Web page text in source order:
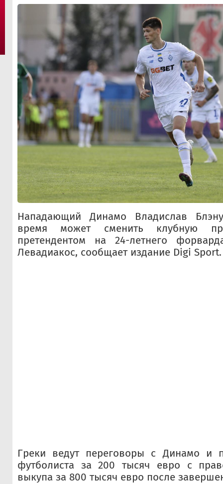
Нападающий Динамо Владислав
время может сменить клубную
претендентом на 24-летнего
Левадиакос, сообщает издание Digi Sport.
Греки ведут переговоры с Динамо и
футболиста за 200 тысяч евро с
выкупа за 800 тысяч евро после